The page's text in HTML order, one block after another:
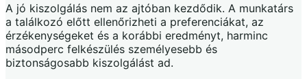
A jó kiszolgálás nem az ajtóban kezdődik. A munkatárs
a találkozó előtt ellenőrizheti a preferenciákat, az
érzékenységeket és a korábbi eredményt, harminc
másodperc felkészülés személyesebb és
biztonságosabb kiszolgálást ad.